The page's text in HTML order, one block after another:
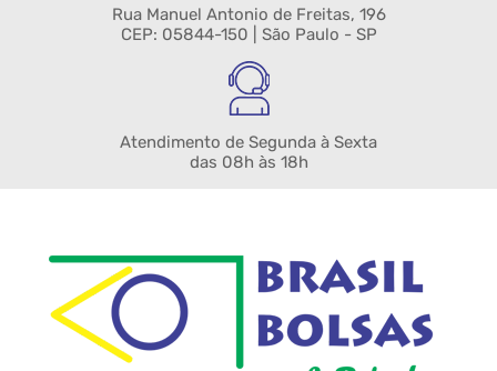
Rua Manuel Antonio de Freitas, 196
CEP: 05844-150 | São Paulo - SP
Atendimento de Segunda à Sexta
das 08h às 18h